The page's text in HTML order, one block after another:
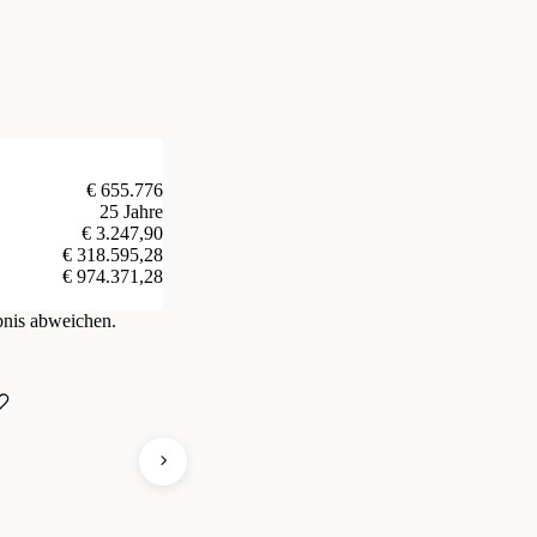
€ 655.776
25 Jahre
€ 3.247,90
€ 318.595,28
€ 974.371,28
abweichen.